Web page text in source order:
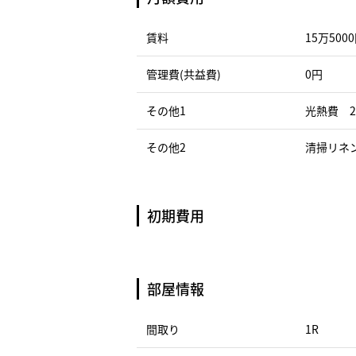
賃料 15万
管理費(共益費) 0円
その他1 光熱費
その他2 清掃リ
初期費用
部屋情報
間取り 1R